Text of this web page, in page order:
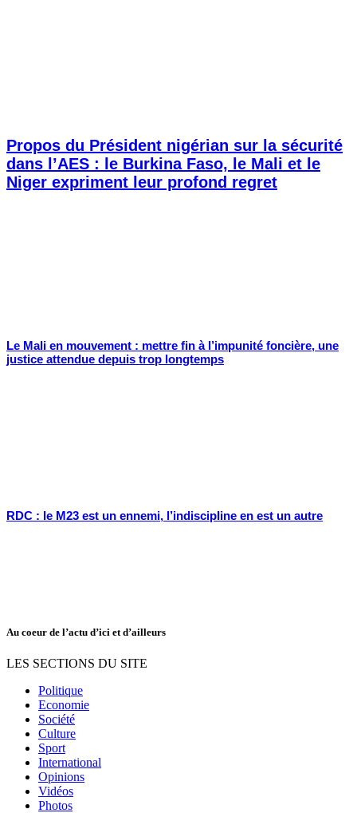
Propos du Président nigérian sur la sécurité
dans l’AES : le Burkina Faso, le Mali et le
Niger expriment leur profond regret
Le Mali en mouvement : mettre fin à l’impunité foncière, une
justice attendue depuis trop longtemps
RDC : le M23 est un ennemi, l’indiscipline en est un autre
Au coeur de l’actu d’ici et d’ailleurs
LES SECTIONS DU SITE
Politique
Economie
Société
Culture
Sport
International
Opinions
Vidéos
Photos